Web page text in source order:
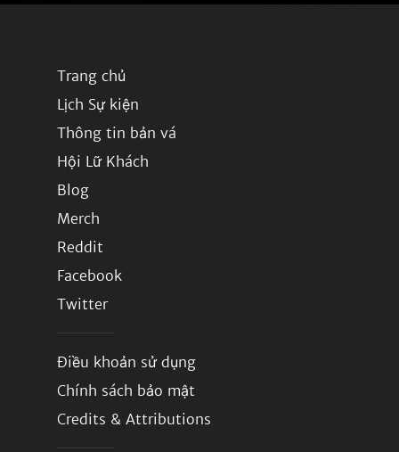
Trang chủ
Lịch Sự kiện
Thông tin bản vá
Hội Lữ Khách
Blog
Merch
Reddit
Facebook
Twitter
Điều khoản sử dụng
Chính sách bảo mật
Credits & Attributions